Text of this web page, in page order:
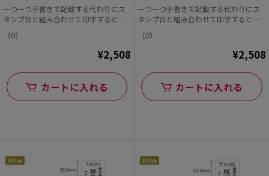
一つ一つ手書きで記載する代わりにス
タンプ台と組み合わせて印字すると早
くて便利!
（0）
¥2,508
カートに入れる
一つ一つ手書きで記載する代わりにス
タンプ台と組み合わせて印字すると早
くて便利!
（0）
¥2,508
カートに入れる